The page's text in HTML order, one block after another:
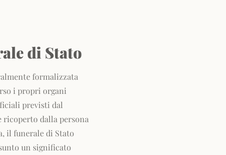
di Stato
formalizzata
i propri organi
previsti dal
dalla persona
il funerale di Stato
un significato